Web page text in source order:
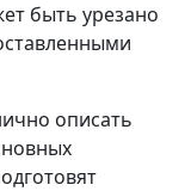
быть урезано
описать